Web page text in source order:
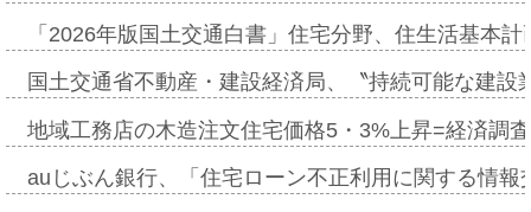
「2026年版国土交通白書」住宅分野、住生活基本
国土交通省不動産・建設経済局、〝持続可能な建
地域工務店の木造注文住宅価格5・3%上昇=経済調
auじぶん銀行、「住宅ローン不正利用に関する情